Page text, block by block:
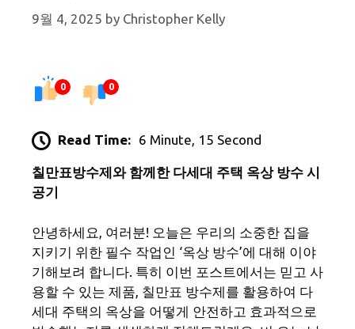
9월 4, 2025 by Christopher Kelly
0 0
Read Time: 6 Minute, 15 Second
칠만표방수제와 함께한 다세대 주택 옥상 방수 시
공기
안녕하세요, 여러분! 오늘은 우리의 소중한 집을
지키기 위한 필수 작업인 ‘옥상 방수’에 대해 이야
기해보려 합니다. 특히 이번 포스트에서는 믿고 사
용할 수 있는 제품, 칠만표 방수제를 활용하여 다
세대 주택의 옥상을 어떻게 안전하고 효과적으로